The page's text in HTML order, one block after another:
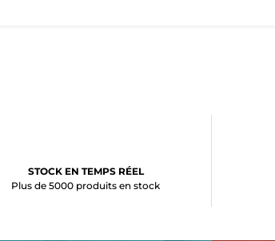
STOCK EN TEMPS RÉEL
Plus de 5000 produits en stock